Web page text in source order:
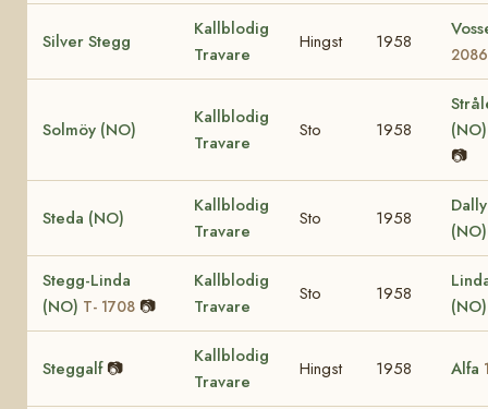
Silver Stegg
Kallblodig
Travare
Hingst 1958
Solmöy (NO)
Kallblodig
Travare
Sto 1958
📷
Steda (NO)
Kallblodig
Travare
Sto 1958
(NO)
Stegg-Linda
(NO) T- 1708 📷
Kallblodig
Travare
Sto 1958
Steggalf 📷
Kallblodig
Travare
Hingst 1958 Alfa